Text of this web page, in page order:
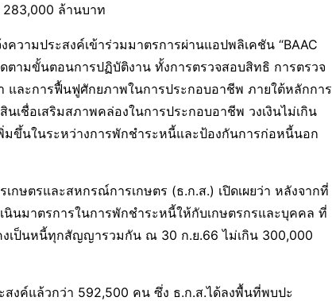
ล้านบาท
วามประสงค์เข้าร่วมมาตรการผ่านแอปพลิเคชัน “BAAC
ตามขั้นตอนการปฏิบัติงาน ทั้งการตรวจสอบสิทธิ การตรวจ
ละการฟื้นฟูศักยภาพในการประกอบอาชีพ ภายใต้หลักการ
นเชื่อเสริมสภาพคล่องในการประกอบอาชีพ วงเงินไม่เกิน
มขึ้นในระหว่างการพักชำระหนี้และป้องกันการก่อหนี้นอก
กษตรและสหกรณ์การเกษตร (ธ.ก.ส.) เปิดเผยว่า หลังจากที่
นมาตรการในการพักชำระหนี้ให้กับเกษตรกรและบุคคล ที่
เป็นหนี้ทุกสัญญารวมกัน ณ 30 ก.ย.66 ไม่เกิน 300,000
งค์แล้วกว่า 592,500 คน ซึ่ง ธ.ก.ส.ได้ลงพื้นที่พบปะ